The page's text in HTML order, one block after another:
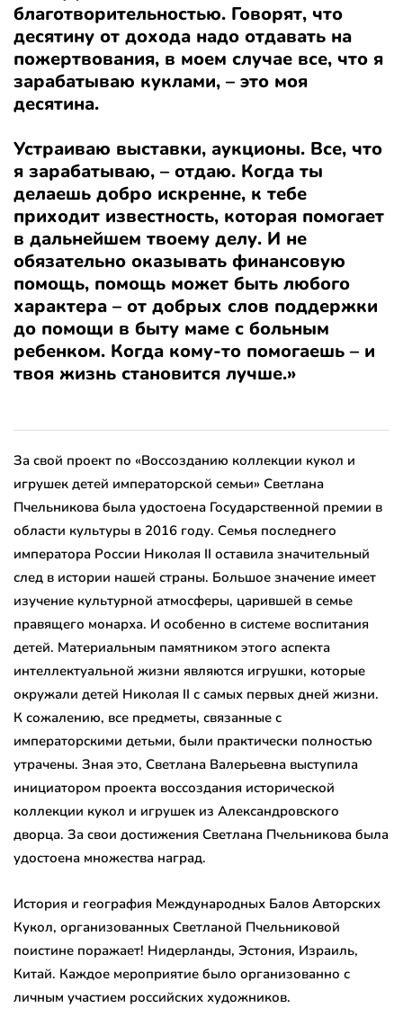
благотворительностью. Говорят, что
десятину от дохода надо отдавать на
пожертвования, в моем случае все, что я
зарабатываю куклами, – это моя
десятина.
Устраиваю выставки, аукционы. Все, что
я зарабатываю, – отдаю. Когда ты
делаешь добро искренне, к тебе
приходит известность, которая помогает
в дальнейшем твоему делу. И не
обязательно оказывать финансовую
помощь, помощь может быть любого
характера – от добрых слов поддержки
до помощи в быту маме с больным
ребенком. Когда кому-то помогаешь – и
твоя жизнь становится лучше.»
За свой проект по «Воссозданию коллекции кукол и
игрушек детей императорской семьи» Светлана
Пчельникова была удостоена Государственной премии в
области культуры в 2016 году. Семья последнего
императора России Николая II оставила значительный
след в истории нашей страны. Большое значение имеет
изучение культурной атмосферы, царившей в семье
правящего монарха. И особенно в системе воспитания
детей. Материальным памятником этого аспекта
интеллектуальной жизни являются игрушки, которые
окружали детей Николая II с самых первых дней жизни.
К сожалению, все предметы, связанные с
императорскими детьми, были практически полностью
утрачены. Зная это, Светлана Валерьевна выступила
инициатором проекта воссоздания исторической
коллекции кукол и игрушек из Александровского
дворца. За свои достижения Светлана Пчельникова была
удостоена множествa наград.
История и география Международных Балов Авторских
Кукол, организованных Светланой Пчельниковой
поистине поражает! Нидерланды, Эстония, Израиль,
Китай. Каждое мероприятие было организованно с
личным участием российских художников.